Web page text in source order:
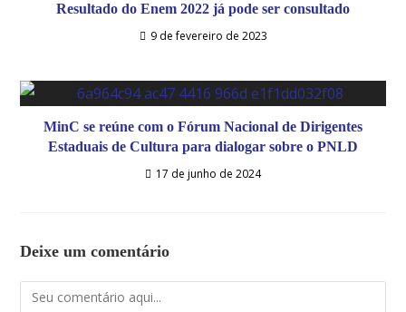
Resultado do Enem 2022 já pode ser consultado
9 de fevereiro de 2023
MinC se reúne com o Fórum Nacional de Dirigentes
Estaduais de Cultura para dialogar sobre o PNLD
17 de junho de 2024
Deixe um comentário